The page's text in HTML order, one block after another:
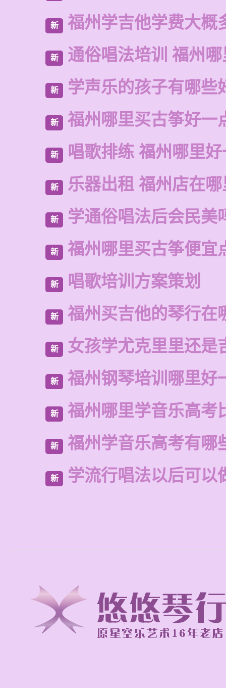
新 福州学吉他学费大概
新 通俗唱法培训 福州
新 学声乐的孩子有哪些
新 福州哪里买古筝好一
新 唱歌排练 福州哪里
新 乐器出租 福州店在
新 学通俗唱法后会民美
新 福州哪里买古筝便宜
新 唱歌培训方案策划
新 福州买吉他的琴行在
新 女孩学尤克里里还是
新 福州钢琴培训哪里好
新 福州哪里学音乐高考
新 福州学音乐高考有哪
新 学流行唱法以后可以